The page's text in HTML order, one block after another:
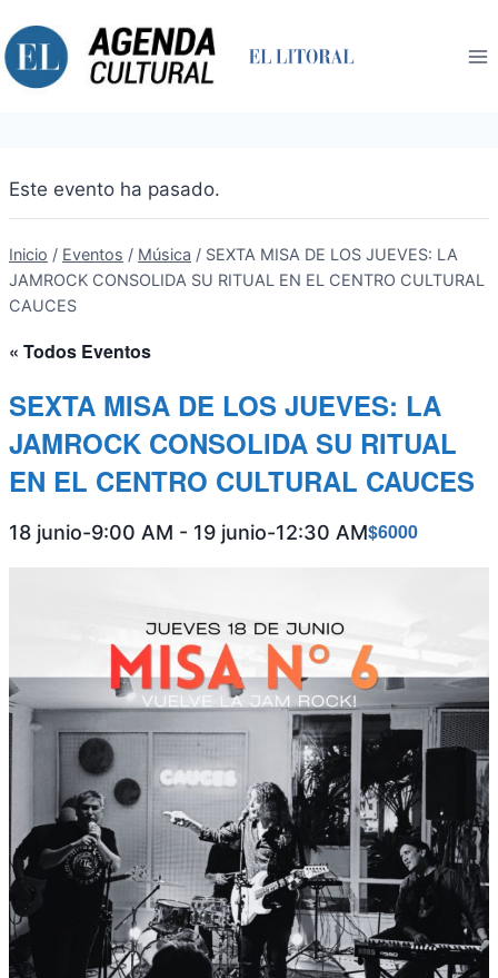
al
contenido
Este evento ha pasado.
Inicio / Eventos / Música / SEXTA MISA DE LOS JUEVES: LA
JAMROCK CONSOLIDA SU RITUAL EN EL CENTRO CULTURAL
CAUCES
« Todos Eventos
SEXTA MISA DE LOS JUEVES: LA
JAMROCK CONSOLIDA SU RITUAL
EN EL CENTRO CULTURAL CAUCES
18 junio-9:00 AM - 19 junio-12:30 AM$6000